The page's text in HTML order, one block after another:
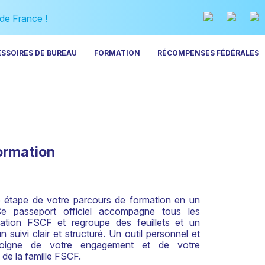
France !
DE BUREAU FORMATION RÉCOMPENSES FÉDÉRALES
étape de votre parcours de formation en un
passeport officiel accompagne tous les
FSCF et regroupe des feuillets et un
suivi clair et structuré. Un outil personnel et
de votre engagement et de votre
la famille FSCF.